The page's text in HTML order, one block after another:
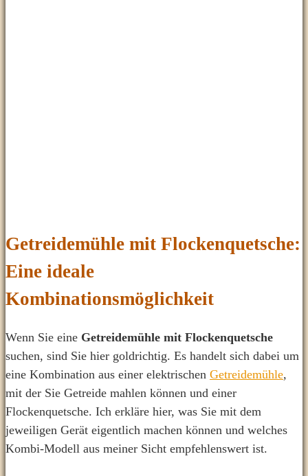
Getreidemühle mit Flockenquetsche:
Eine ideale
Kombinationsmöglichkeit
Wenn Sie eine Getreidemühle mit Flockenquetsche
suchen, sind Sie hier goldrichtig. Es handelt sich dabei um
eine Kombination aus einer elektrischen Getreidemühle,
mit der Sie Getreide mahlen können und einer
Flockenquetsche. Ich erkläre hier, was Sie mit dem
jeweiligen Gerät eigentlich machen können und welches
Kombi-Modell aus meiner Sicht empfehlenswert ist.